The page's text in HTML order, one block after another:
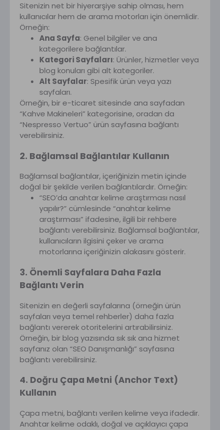
Sitenizin net bir hiyerarşiye sahip olması, hem
kullanıcılar hem de arama motorları için önemlidir.
Örneğin:
Ana Sayfa: Genel bilgiler ve ana
kategorilere bağlantılar.
Kategori Sayfaları: Ürünler, hizmetler veya
blog konuları gibi alt kategoriler.
Alt Sayfalar: Spesifik ürün veya yazı
sayfaları.
Örneğin, bir e-ticaret sitesinde ana sayfadan
“Kahve Makineleri” kategorisine, oradan da
“Nespresso Vertuo” ürün sayfasına bağlantı
verebilirsiniz.
2. Bağlamsal Bağlantılar Kullanın
Bağlamsal bağlantılar, içeriğinizin metin içinde
doğal bir şekilde verilen bağlantılardır. Örneğin:
“SEO’da anahtar kelime araştırması nasıl
yapılır?” cümlesinde “anahtar kelime
araştırması” ifadesine, ilgili bir rehbere
bağlantı verebilirsiniz. Bağlamsal bağlantılar,
kullanıcıların ilgisini çeker ve arama
motorlarına içeriğinizin alakasını gösterir.
3. Önemli Sayfalara Daha Fazla
Bağlantı Verin
Sitenizin en değerli sayfalarına (örneğin ürün
sayfaları veya temel rehberler) daha fazla
bağlantı vererek otoritelerini artırabilirsiniz.
Örneğin, bir blog yazısında sık sık ana hizmet
sayfanız olan “SEO Danışmanlığı” sayfasına
bağlantı verebilirsiniz.
4. Doğru Çapa Metni (Anchor Text)
Kullanın
Çapa metni, bağlantı verilen kelime veya ifadedir.
Anahtar kelime odaklı, doğal ve açıklayıcı çapa